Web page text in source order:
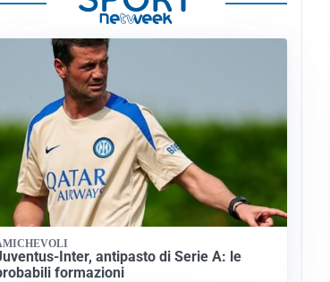
Inter, antipasto di Serie A: le
formazioni